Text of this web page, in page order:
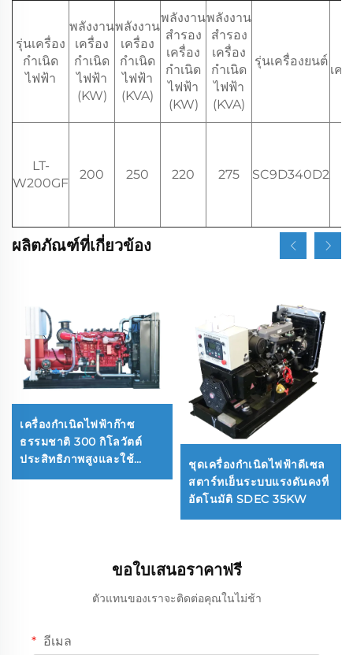
รุ่นเครื่อง
กำเนิด
ไฟฟ้า
พลังงาน
เครื่อง
กำเนิด
ไฟฟ้า
(KW)
พลังงาน
เครื่อง
กำเนิด
ไฟฟ้า
(KVA)
พลังงาน
สำรอง
เครื่อง
กำเนิด
ไฟฟ้า
(KW)
พลังงาน
สำรอง
เครื่อง
กำเนิด
ไฟฟ้า
(KVA)
รุ่นเครื่องยนต์
เค
LT-
W200GF
200 250 220 275 SC9D340D2
ผลิตภัณฑ์ที่เกี่ยวข้อง
เครื่องกำเนิดไฟฟ้าก๊าซ
ธรรมชาติ 300 กิโลวัตต์
ประสิทธิภาพสูงและใช้
ชุดเครื่องกำเนิดไฟฟ้าดีเซล
สตาร์ทเย็นระบบแรงดันคงที่
อัตโนมัติ SDEC 35KW
ขอใบเสนอราคาฟรี
ตัวแทนของเราจะติดต่อคุณในไม่ช้า
อีเมล